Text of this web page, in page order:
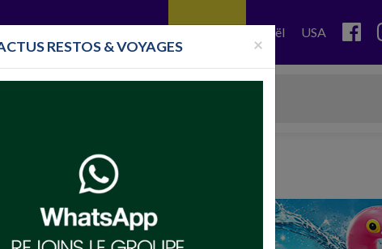
Israël USA
×
RESTOS & VOYAGES